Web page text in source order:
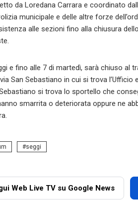
da Loredana Carrara e coordinato
municipale e delle altre forze
alle sezioni fino alla chiusura
e fino alle 7 di martedì, sarà chiuso al
San Sebastiano in cui si trova l’Ufficio
si trova lo sportello che
smarrita o deteriorata oppure ne
seggi
Web Live TV su Google News